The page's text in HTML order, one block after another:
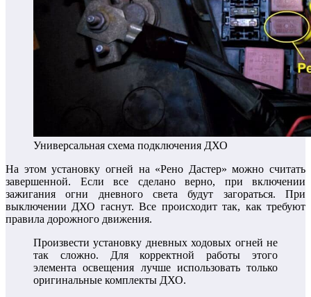
Универсальная схема подключения ДХО
На этом установку огней на «Рено Дастер» можно считать
завершенной. Если все сделано верно, при включении
зажигания огни дневного света будут загораться. При
выключении ДХО гаснут. Все происходит так, как требуют
правила дорожного движения.
Произвести установку дневных ходовых огней не
так сложно. Для корректной работы этого
элемента освещения лучше использовать только
оригинальные комплекты ДХО.